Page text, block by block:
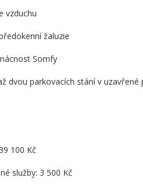
vzduchu
žaluzie
Somfy
dvou parkovacích stání v uzavřené
100 Kč
služby: 3 500 Kč